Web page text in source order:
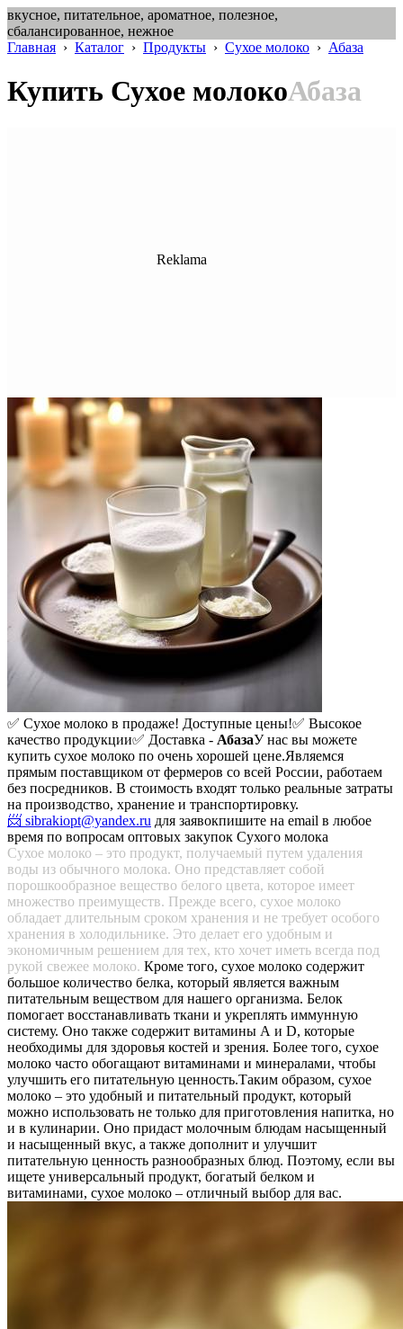
вкусное, питательное, ароматное, полезное,
сбалансированное, нежное
Главная › Каталог › Продукты › Сухое молоко › Абаза
Купить Сухое молокоАбаза
✅ Сухое молоко в продаже! Доступные цены!✅ Высокое
качество продукции✅ Доставка - АбазаУ нас вы можете
купить сухое молоко по очень хорошей цене.Являемся
прямым поставщиком от фермеров со всей России, работаем
без посредников. В стоимость входят только реальные затраты
на производство, хранение и транспортировку.
📨 sibrakiopt@yandex.ru для заявокпишите на email в любое
время по вопросам оптовых закупок Сухого молока
Сухое молоко – это продукт, получаемый путем удаления
воды из обычного молока. Оно представляет собой
порошкообразное вещество белого цвета, которое имеет
множество преимуществ. Прежде всего, сухое молоко
обладает длительным сроком хранения и не требует особого
хранения в холодильнике. Это делает его удобным и
экономичным решением для тех, кто хочет иметь всегда под
рукой свежее молоко. Кроме того, сухое молоко содержит
большое количество белка, который является важным
питательным веществом для нашего организма. Белок
помогает восстанавливать ткани и укреплять иммунную
систему. Оно также содержит витамины А и D, которые
необходимы для здоровья костей и зрения. Более того, сухое
молоко часто обогащают витаминами и минералами, чтобы
улучшить его питательную ценность.Таким образом, сухое
молоко – это удобный и питательный продукт, который
можно использовать не только для приготовления напитка, но
и в кулинарии. Оно придаст молочным блюдам насыщенный
и насыщенный вкус, а также дополнит и улучшит
питательную ценность разнообразных блюд. Поэтому, если вы
ищете универсальный продукт, богатый белком и
витаминами, сухое молоко – отличный выбор для вас.